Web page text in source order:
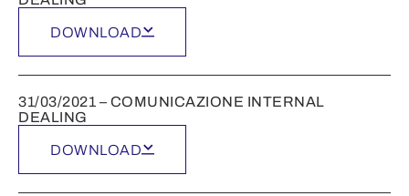
DOWNLOAD
31/03/2021 – COMUNICAZIONE INTERNAL
DEALING
DOWNLOAD